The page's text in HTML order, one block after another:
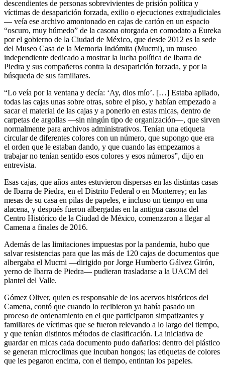
descendientes de personas sobrevivientes de prisión política y
víctimas de desaparición forzada, exilio o ejecuciones extrajudiciales
— veía ese archivo amontonado en cajas de cartón en un espacio
“oscuro, muy húmedo” de la casona otorgada en comodato a Eureka
por el gobierno de la Ciudad de México, que desde 2012 es la sede
del Museo Casa de la Memoria Indómita (Mucmi), un museo
independiente dedicado a mostrar la lucha política de Ibarra de
Piedra y sus compañeros contra la desaparición forzada, y por la
búsqueda de sus familiares.
“Lo veía por la ventana y decía: ‘Ay, dios mío’. […] Estaba apilado,
todas las cajas unas sobre otras, sobre el piso, y habían empezado a
sacar el material de las cajas y a ponerlo en estas micas, dentro de
carpetas de argollas —sin ningún tipo de organización—, que sirven
normalmente para archivos administrativos. Tenían una etiqueta
circular de diferentes colores con un número, que supongo que era
el orden que le estaban dando, y que cuando las empezamos a
trabajar no tenían sentido esos colores y esos números”, dijo en
entrevista.
Esas cajas, que años antes estuvieron dispersas en las distintas casas
de Ibarra de Piedra, en el Distrito Federal o en Monterrey; en las
mesas de su casa en pilas de papeles, e incluso un tiempo en una
alacena, y después fueron albergadas en la antigua casona del
Centro Histórico de la Ciudad de México, comenzaron a llegar al
Camena a finales de 2016.
Además de las limitaciones impuestas por la pandemia, hubo que
salvar resistencias para que las más de 120 cajas de documentos que
albergaba el Mucmi —dirigido por Jorge Humberto Gálvez Girón,
yerno de Ibarra de Piedra— pudieran trasladarse a la UACM del
plantel del Valle.
Gómez Oliver, quien es responsable de los acervos históricos del
Camena, contó que cuando lo recibieron ya había pasado un
proceso de ordenamiento en el que participaron simpatizantes y
familiares de víctimas que se fueron relevando a lo largo del tiempo,
y que tenían distintos métodos de clasificación. La iniciativa de
guardar en micas cada documento pudo dañarlos: dentro del plástico
se generan microclimas que incuban hongos; las etiquetas de colores
que les pegaron encima, con el tiempo, entintan los papeles.